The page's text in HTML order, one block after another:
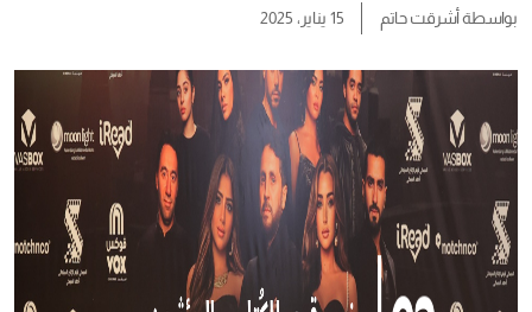
بواسطةأشرقت حاتم 15 يناير، 2025